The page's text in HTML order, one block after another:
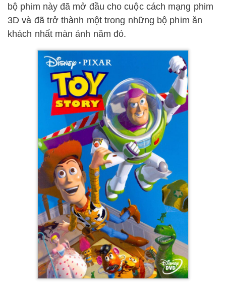
bộ phim này đã mở đầu cho cuộc cách mạng phim
3D và đã trở thành một trong những bộ phim ăn
khách nhất màn ảnh năm đó.